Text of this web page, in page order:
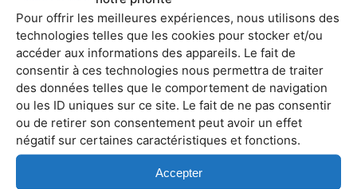
Pour offrir les meilleures expériences, nous utilisons des
technologies telles que les cookies pour stocker et/ou
accéder aux informations des appareils. Le fait de
consentir à ces technologies nous permettra de traiter
des données telles que le comportement de navigation
ou les ID uniques sur ce site. Le fait de ne pas consentir
ou de retirer son consentement peut avoir un effet
négatif sur certaines caractéristiques et fonctions.
Accepter